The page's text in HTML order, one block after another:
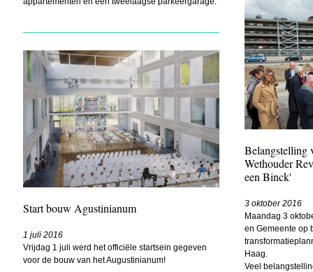
Start bouw Agustinianum
1 juli 2016
Vrijdag 1 juli werd het officiële startsein gegeven
voor de bouw van het Augustinianum!
Belangstelling
Wethouder
een Binck'
3 oktober 2016
Maandag 3
en Gemeente op
Haag.
Veel